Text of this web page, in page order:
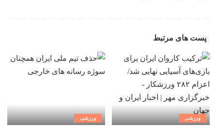
پست های مرتبط
ورزشی ورزشی